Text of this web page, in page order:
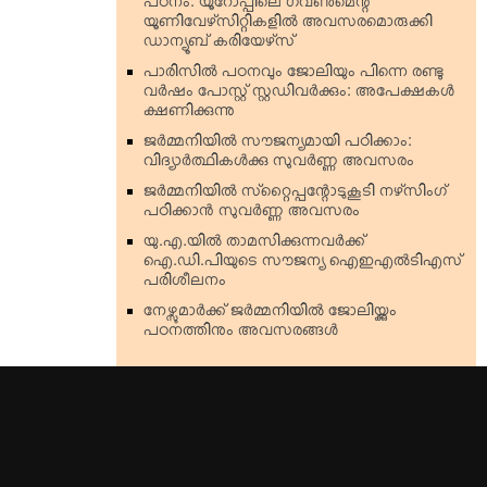
പഠനം: യൂറോപ്പിലെ ഗവണ്‍മെന്റ്
യൂണിവേഴ്‌സിറ്റികളില്‍ അവസരമൊരുക്കി
ഡാന്യൂബ് കരിയേഴ്‌സ്
പാരിസില്‍ പഠനവും ജോലിയും പിന്നെ രണ്ടു
വര്‍ഷം പോസ്റ്റ് സ്റ്റഡിവര്‍ക്കും: അപേക്ഷകള്‍
ക്ഷണിക്കുന്നു
ജര്‍മ്മനിയില്‍ സൗജന്യമായി പഠിക്കാം:
വിദ്യാര്‍ത്ഥികള്‍ക്കു സുവര്‍ണ്ണ അവസരം
ജര്‍മ്മനിയില്‍ സ്‌റ്റൈപ്പന്റോടുകൂടി നഴ്‌സിംഗ്
പഠിക്കാന്‍ സുവര്‍ണ്ണ അവസരം
യു.എ.യില്‍ താമസിക്കുന്നവര്‍ക്ക്
ഐ.ഡി.പിയുടെ സൗജന്യ ഐഇഎല്‍ടിഎസ്
പരിശീലനം
നേഴ്സുമാര്‍ക്ക് ജര്‍മ്മനിയില്‍ ജോലിയ്ക്കും
പഠനത്തിനും അവസരങ്ങള്‍